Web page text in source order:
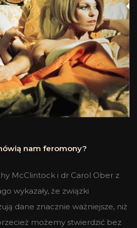
nam feromony?
McClintock i dr Carol Ober z
wykazały, że związki
dane znacznie ważniejsze, niż
możemy stwierdzić bez